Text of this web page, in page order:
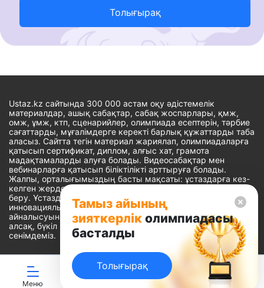
Тамыз айының
зияткерлік олимпиадасы
басталды
Толығырақ
Толығырақ
Меню Ойындар Дайын ҚМЖ
Ustaz.kz сайтында 300 000 астам оқу әдістемелік
материалдар, ашық сабақтар, сабақ жоспарлары, қмж,
омж, ұмж, ктп, сценарийлер, олимпиада есептерін, тәрбие
сағаттарды, мұғалімдерге керекті барлық құжаттарды таба
аласыз. Сайтта тегін материал жариялап, олимпиадаларға
қатысып сертификат, диплом, алғыс хат, грамота
мадақтамаларды алуға болады. Видеосабақтар мен
вебинарларға қатысып біліктілікті арттыруға болады.
Жалпы, орталығымыздың басты мақсаты: ұстаздарға кез-
келген жерде, кез-келген уақытта білім алуына мүмкіндік
беру. Ұстаздардың барлық өзекті мәселелеріне
инновациялық шешім тауып, шығармашылық жұмыспен
айналысуына уақыт сыйлау. «Ұстаздарға сапалы білім бере
алсақ, бүкіл Қазақ еліне білім бере аламыз» - деген
сенімдеміз.
Сайт Peaksoft веб-студиясында жасалған - Peaksoft.kz